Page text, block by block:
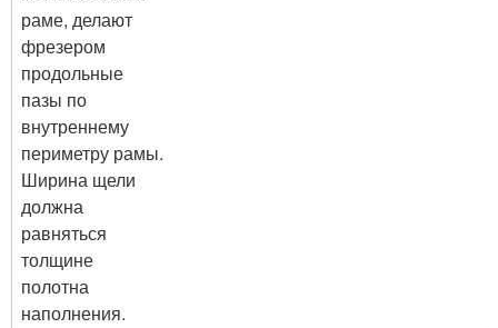
раме, делают
фрезером
продольные
пазы по
внутреннему
периметру рамы.
Ширина щели
должна
равняться
толщине
полотна
наполнения.